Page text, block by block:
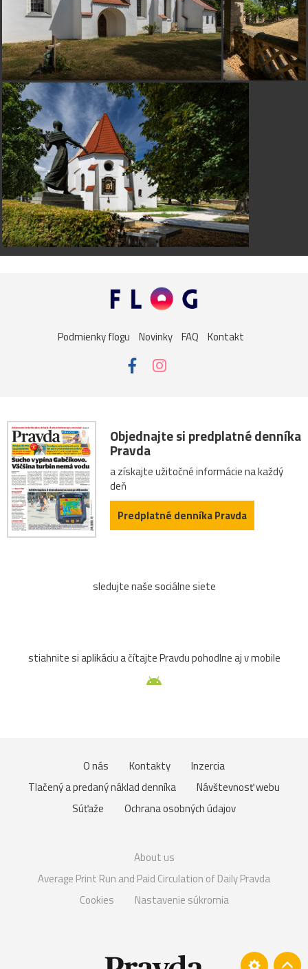
Podmienky flogu Novinky FAQ Kontakt
Objednajte si predplatné denníka
Pravda
a získajte užitočné informácie na každý
deň
Predplatné denníka Pravda
sledujte naše sociálne siete
stiahnite si aplikáciu a čítajte Pravdu pohodlne aj v mobile
O nás Kontakty
Inzercia
Tlačený a predaný náklad denníka
Návštevnosť webu
Súťaže
Ochrana osobných údajov
About us
Average Print Run and Paid Circulation of Daily Pravda
Cookies
Nastavenie súkromia